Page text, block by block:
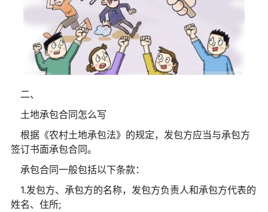
二、
土地承包合同怎么写
根据《农村土地承包法》的规定，发包方应当与承包方
签订书面承包合同。
承包合同一般包括以下条款：
1.发包方、承包方的名称，发包方负责人和承包方代表的
姓名、住所;